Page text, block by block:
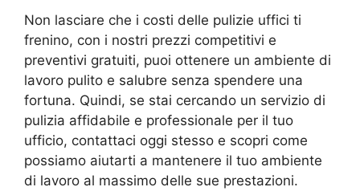
Non lasciare che i costi delle pulizie uffici ti
frenino, con i nostri prezzi competitivi e
preventivi gratuiti, puoi ottenere un ambiente di
lavoro pulito e salubre senza spendere una
fortuna. Quindi, se stai cercando un servizio di
pulizia affidabile e professionale per il tuo
ufficio, contattaci oggi stesso e scopri come
possiamo aiutarti a mantenere il tuo ambiente
di lavoro al massimo delle sue prestazioni.